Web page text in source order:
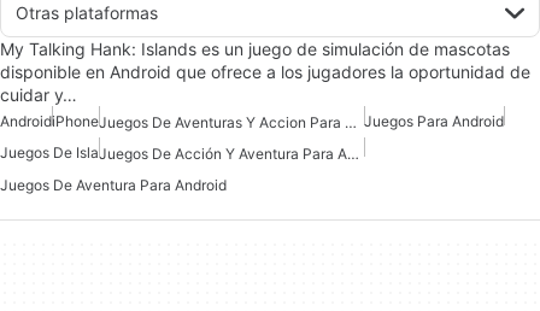
Otras plataformas
My Talking Hank: Islands es un juego de simulación de mascotas
disponible en Android que ofrece a los jugadores la oportunidad de
cuidar y…
AndroidiPhone Juegos De Aventuras Y Accion Para Android Juegos Para Android
Juegos De Isla
Juegos De Acción Y Aventura Para Android
Juegos De Aventura Para Android